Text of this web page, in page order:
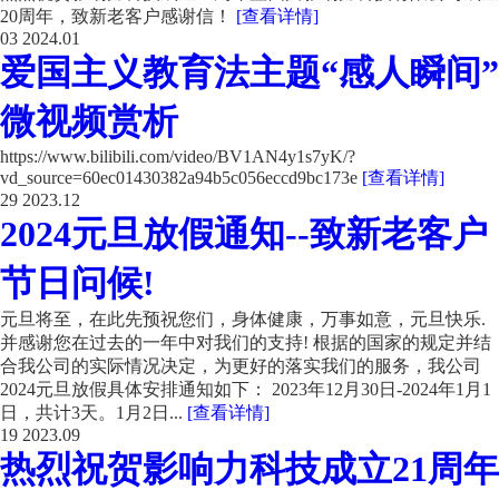
20周年，致新老客户感谢信！ [查看详情]
03 2024.01
爱国主义教育法主题“感人瞬间”
微视频赏析
https://www.bilibili.com/video/BV1AN4y1s7yK/?
vd_source=60ec01430382a94b5c056eccd9bc173e [查看详情]
29 2023.12
2024元旦放假通知--致新老客户
节日问候!
元旦将至，在此先预祝您们，身体健康，万事如意，元旦快乐.
并感谢您在过去的一年中对我们的支持! 根据的国家的规定并结
合我公司的实际情况决定，为更好的落实我们的服务，我公司
2024元旦放假具体安排通知如下： 2023年12月30日-2024年1月1
日，共计3天。1月2日... [查看详情]
19 2023.09
热烈祝贺影响力科技成立21周年